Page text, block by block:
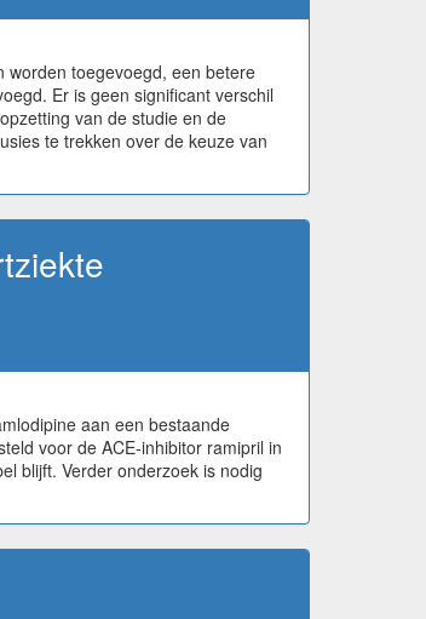
worden toegevoegd, een betere
Er is geen significant verschil
van de studie en de
te trekken over de keuze van
aan een bestaande
voor de ACE-inhibitor ramipril in
blijft. Verder onderzoek is nodig